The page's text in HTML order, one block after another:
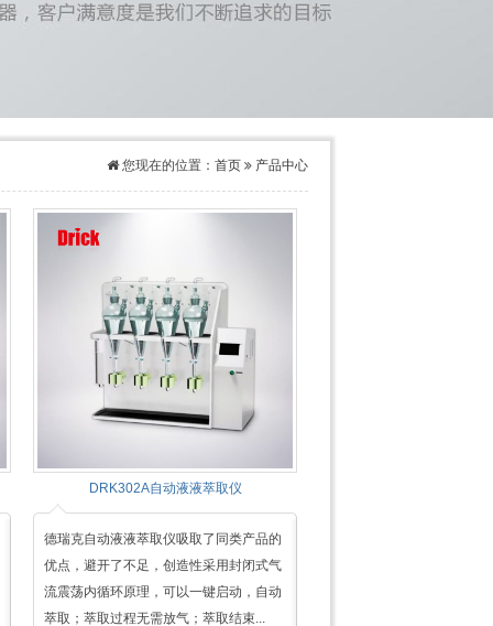
您现在的位置： 首页 产品中心
DRK302A自动液液萃取仪
德瑞克自动液液萃取仪吸取了同类产品的
优点，避开了不足，创造性采用封闭式气
流震荡内循环原理，可以一键启动，自动
萃取；萃取过程无需放气；萃取结束...